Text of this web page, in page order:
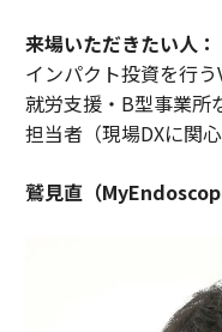
来場いただきたい人：
インパクト投資を行
就労支援・B型事業所
担当者（現場DXに関心
鷲見直（